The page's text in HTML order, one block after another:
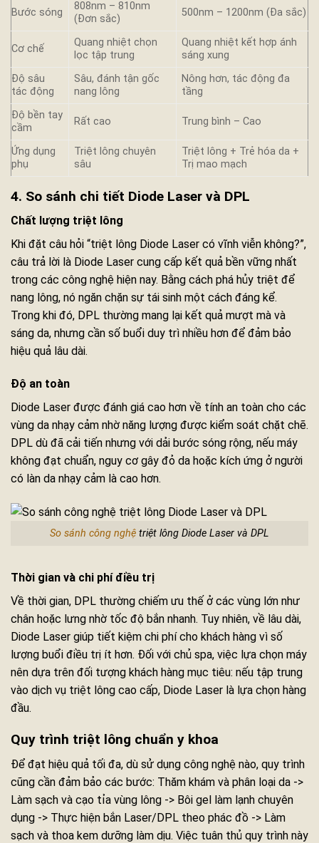
Bước sóng
808nm – 810nm
(Đơn sắc)
500nm – 1200nm (Đa sắc)
Cơ chế
Quang nhiệt chọn
lọc tập trung
Quang nhiệt kết hợp ánh
sáng xung
Độ sâu
tác động
Sâu, đánh tận gốc
nang lông
Nông hơn, tác động đa
tầng
Độ bền tay
cầm
Rất cao Trung bình – Cao
Ứng dụng
phụ
Triệt lông chuyên
sâu
Triệt lông + Trẻ hóa da +
Trị mao mạch
4. So sánh chi tiết Diode Laser và DPL
Chất lượng triệt lông
Khi đặt câu hỏi “triệt lông Diode Laser có vĩnh viễn không?”,
câu trả lời là Diode Laser cung cấp kết quả bền vững nhất
trong các công nghệ hiện nay. Bằng cách phá hủy triệt để
nang lông, nó ngăn chặn sự tái sinh một cách đáng kể.
Trong khi đó, DPL thường mang lại kết quả mượt mà và
sáng da, nhưng cần số buổi duy trì nhiều hơn để đảm bảo
hiệu quả lâu dài.
Độ an toàn
Diode Laser được đánh giá cao hơn về tính an toàn cho các
vùng da nhạy cảm nhờ năng lượng được kiểm soát chặt chẽ.
DPL dù đã cải tiến nhưng với dải bước sóng rộng, nếu máy
không đạt chuẩn, nguy cơ gây đỏ da hoặc kích ứng ở người
có làn da nhạy cảm là cao hơn.
So sánh công nghệ triệt lông Diode Laser và DPL
Thời gian và chi phí điều trị
Về thời gian, DPL thường chiếm ưu thế ở các vùng lớn như
chân hoặc lưng nhờ tốc độ bắn nhanh. Tuy nhiên, về lâu dài,
Diode Laser giúp tiết kiệm chi phí cho khách hàng vì số
lượng buổi điều trị ít hơn. Đối với chủ spa, việc lựa chọn máy
nên dựa trên đối tượng khách hàng mục tiêu: nếu tập trung
vào dịch vụ triệt lông cao cấp, Diode Laser là lựa chọn hàng
đầu.
Quy trình triệt lông chuẩn y khoa
Để đạt hiệu quả tối đa, dù sử dụng công nghệ nào, quy trình
cũng cần đảm bảo các bước: Thăm khám và phân loại da ->
Làm sạch và cạo tỉa vùng lông -> Bôi gel làm lạnh chuyên
dụng -> Thực hiện bắn Laser/DPL theo phác đồ -> Làm
sạch và thoa kem dưỡng làm dịu. Việc tuân thủ quy trình này